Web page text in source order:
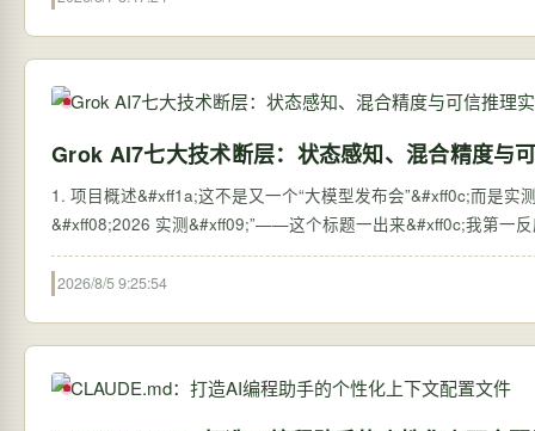
Grok AI7七大技术断层：状态感知、混合精度与
1. 项目概述&#xff1a;这不是又一个“大模型发布会”&#xff0c;而是
&#xff08;2026 实测&#xff09;”——这个标题一出来&#xff0c;我第一
2026/8/5 9:25:54